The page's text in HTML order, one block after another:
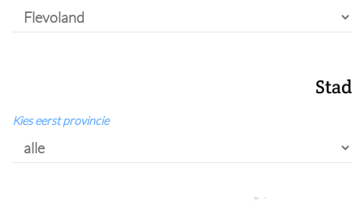
Stad
Kies eerst provincie